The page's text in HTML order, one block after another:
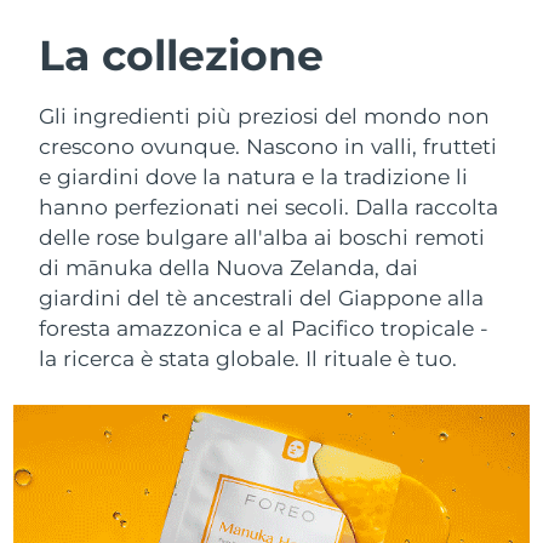
La collezione
Gli ingredienti più preziosi del mondo non
crescono ovunque. Nascono in valli, frutteti
e giardini dove la natura e la tradizione li
hanno perfezionati nei secoli. Dalla raccolta
delle rose bulgare all'alba ai boschi remoti
di mānuka della Nuova Zelanda, dai
giardini del tè ancestrali del Giappone alla
foresta amazzonica e al Pacifico tropicale -
la ricerca è stata globale. Il rituale è tuo.
Detersione viso
LUNA™ 4 pacchetto
Anti-aging massage
LUNA™ 4 Plus
Massage, LED heating
LUNA™ 4 Men
For men, anti-aging massage
Lifting viso
BEAR™ 2 pacchetto
Microcurrent toning
BEAR™ 2 go
Microcurrent toning on-the-go
BEAR™ 2 eyes & lips
Microcurrent line smoothing device
Idratazione
UFO™ 3 pacchetto
Deep facial hydration
UFO™ 3 LED
Near-infrared and red light therapy
device
Igiene orale
issa™ 4
Hybrid silicone sonic toothbrush
issa™ 4 plus
Smart hybrid silicone sonic toothbrush
TRATTAMENTI ANTI-AGE FAQ™
Anti-age Trattamenti LED
Austria
Belgio Consegna stimata8/10/26
Bermuda Consegna stimata8/16/26
Bosnia ed
Erzegovina
Consegna stimata
Brunei Consegna stimata
Bulgaria Consegna stimata8/10/26
Canada Consegna stimata 8/14/26
Cile Consegna stimata8/14/26